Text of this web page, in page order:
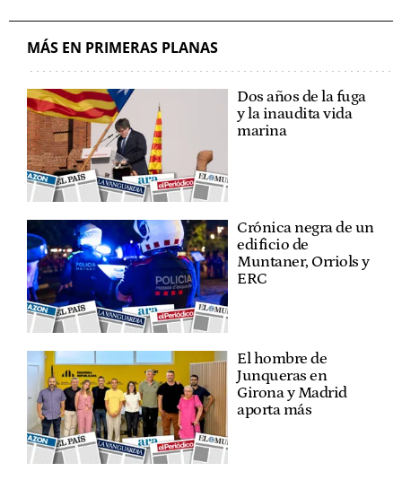
MÁS EN PRIMERAS PLANAS
Dos años de la fuga
y la inaudita vida
marina
Crónica negra de un
edificio de
Muntaner, Orriols y
ERC
El hombre de
Junqueras en
Girona y Madrid
aporta más